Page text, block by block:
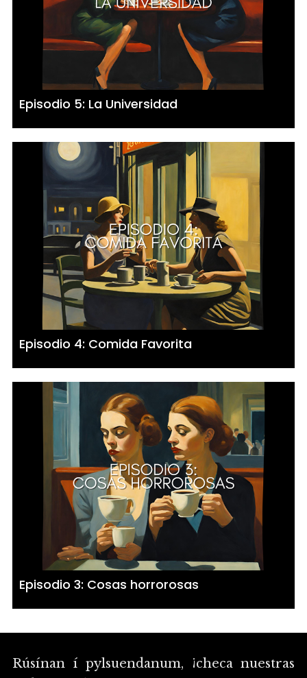
Episodio 5: La Universidad
Episodio 4: Comida Favorita
Episodio 3: Cosas horrorosas
Rúsínan í pylsuendanum, ¡checa nuestras